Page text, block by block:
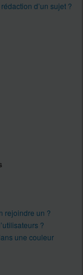
d’un sujet ?
rejoindre un ?
?
une couleur